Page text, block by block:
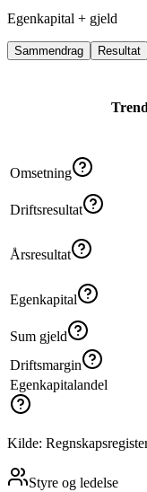
Egenkapital + gjeld
Sammendrag Resultat
Trend
Omsetning
Driftsresultat
Årsresultat
Egenkapital
Sum gjeld
Driftsmargin
Egenkapitalandel
Kilde:
Styre og ledelse